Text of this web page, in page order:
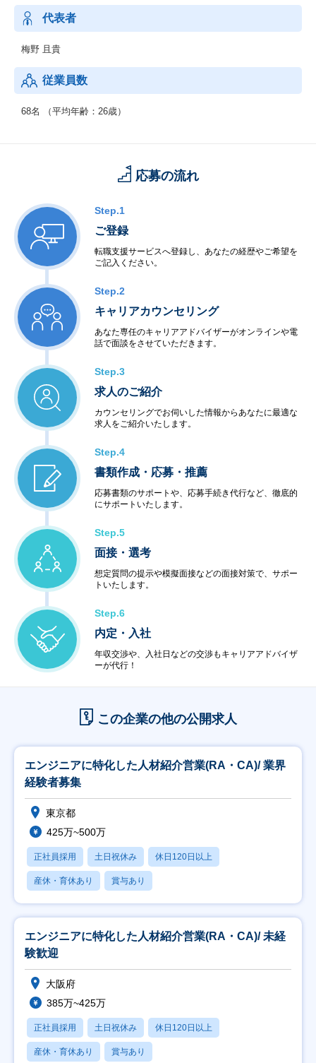
・一人でも多くのエンジニアの自立したキャリアを叶えるべく質
の高いサービスを提供いたします。
◆IT × 人材のプラットフォーム
「IT × 人材のプラットフォーム」として持続的な成長を実現し、
業界を牽引する企業を目指します。
◆5つの強み
・丁寧で効率的な転職サポート
対策もマンツーマンで対応
・平均年収アップ約58.3万円
転職者の約70％が、業界相場（年収500万円 → +25〜50万円）の
上回る収入アップを実現
・高い定着率（98.3％）
内定後も定着を重視し、長期的に働ける職場紹介を目指してサポ
ート。
・ユーザー満足度93％
代表者
梅野 且貴
従業員数
68名 （平均年齢：26歳）
応募の流れ
Step.1
ご登録
転職支援サービスへ登録し、あなたの経歴やご希望を
ご記入ください。
Step.2
キャリアカウンセリング
あなた専任のキャリアアドバイザーがオンラインや電
話で面談をさせていただきます。
Step.3
求人のご紹介
カウンセリングでお伺いした情報からあなたに最適な
求人をご紹介いたします。
Step.4
書類作成・応募・推薦
応募書類のサポートや、応募手続き代行など、徹底的
にサポートいたします。
Step.5
面接・選考
想定質問の提示や模擬面接などの面接対策で、サポー
トいたします。
Step.6
内定・入社
年収交渉や、入社日などの交渉もキャリアアドバイザ
ーが代行！
この企業の他の公開求人
エンジニアに特化した人材紹介営業(RA・CA)/ 業界
経験者募集
東京都
425万~500万
正社員採用 土日祝休み 休日120日以上
産休・育休あり 賞与あり
エンジニアに特化した人材紹介営業(RA・CA)/ 未経
験歓迎
大阪府
385万~425万
正社員採用 土日祝休み 休日120日以上
産休・育休あり 賞与あり